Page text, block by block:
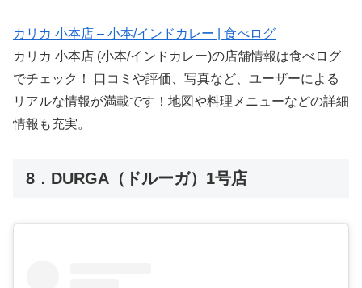
カリカ 小本店 – 小本/インドカレー | 食べログ
カリカ 小本店 (小本/インドカレー)の店舗情報は食べログ
でチェック！ 口コミや評価、写真など、ユーザーによる
リアルな情報が満載です！地図や料理メニューなどの詳細
情報も充実。
8．DURGA（ドルーガ）1号店